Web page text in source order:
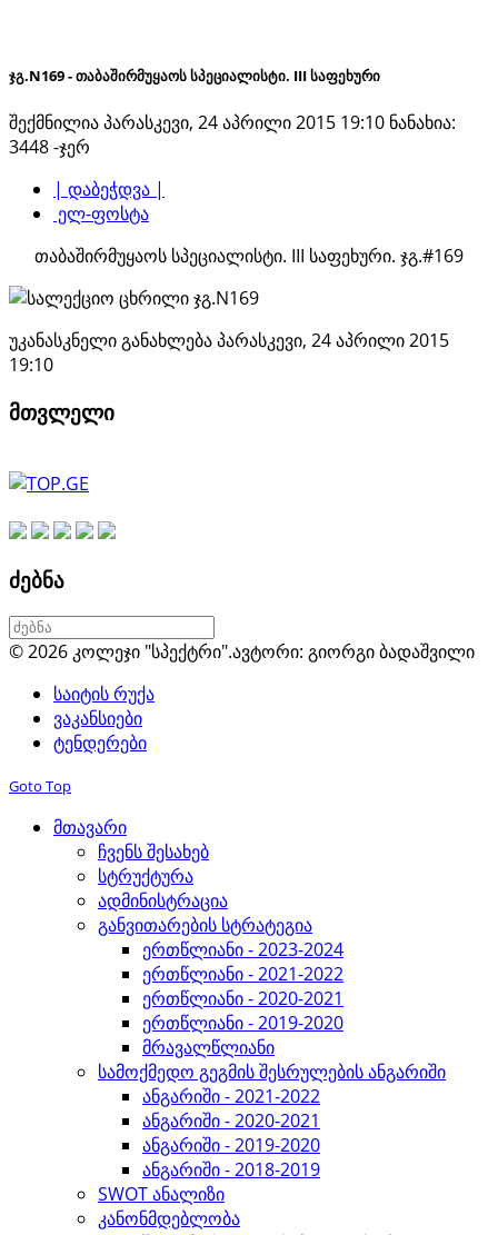
ჯგ.N169 - თაბაშირმუყაოს სპეციალისტი. III საფეხური
შექმნილია პარასკევი, 24 აპრილი 2015 19:10 ნანახია:
3448 -ჯერ
| დაბეჭდვა |
ელ-ფოსტა
თაბაშირმუყაოს სპეციალისტი. III საფეხური. ჯგ.#169
უკანასკნელი განახლება პარასკევი, 24 აპრილი 2015
19:10
მთვლელი
ძებნა
© 2026 კოლეჯი "სპექტრი".ავტორი: გიორგი ბადაშვილი
საიტის რუქა
ვაკანსიები
ტენდერები
Goto Top
მთავარი
ჩვენს შესახებ
სტრუქტურა
ადმინისტრაცია
განვითარების სტრატეგია
ერთწლიანი - 2023-2024
ერთწლიანი - 2021-2022
ერთწლიანი - 2020-2021
ერთწლიანი - 2019-2020
მრავალწლიანი
სამოქმედო გეგმის შესრულების ანგარიში
ანგარიში - 2021-2022
ანგარიში - 2020-2021
ანგარიში - 2019-2020
ანგარიში - 2018-2019
SWOT ანალიზი
კანონმდებლობა